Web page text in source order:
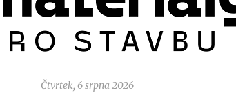
Čtvrtek, 6 srpna 2026